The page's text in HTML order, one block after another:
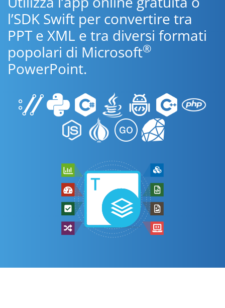
l’SDK Swift per convertire tra
PPT e XML e tra diversi formati
popolari di Microsoft®
PowerPoint.